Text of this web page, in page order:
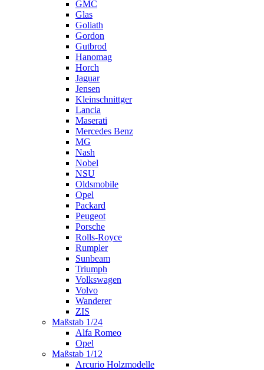
GMC
Glas
Goliath
Gordon
Gutbrod
Hanomag
Horch
Jaguar
Jensen
Kleinschnittger
Lancia
Maserati
Mercedes Benz
MG
Nash
Nobel
NSU
Oldsmobile
Opel
Packard
Peugeot
Porsche
Rolls-Royce
Rumpler
Sunbeam
Triumph
Volkswagen
Volvo
Wanderer
ZIS
Maßstab 1/24
Alfa Romeo
Opel
Maßstab 1/12
Arcurio Holzmodelle